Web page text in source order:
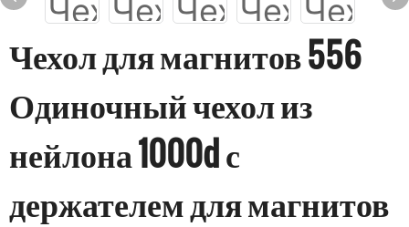
Чехол для магнитов 556
Одиночный чехол из
нейлона 1000d с
держателем для магнитов